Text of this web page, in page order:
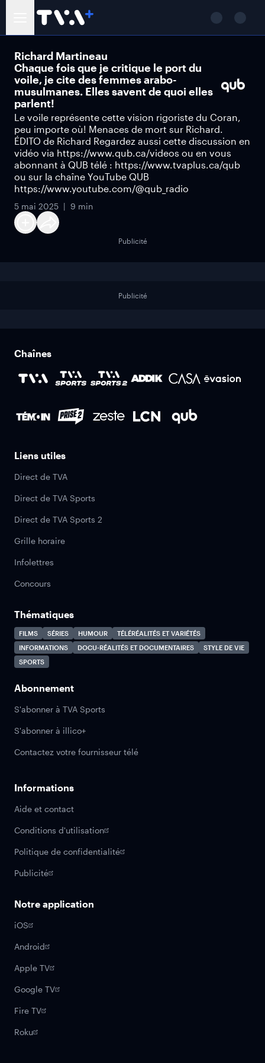
Richard Martineau
Chaque fois que je critique le port du
voile, je cite des femmes arabo-
musulmanes. Elles savent de quoi elles
parlent!
Le voile représente cette vision rigoriste du Coran,
peu importe où! Menaces de mort sur Richard.
ÉDITO de Richard Regardez aussi cette discussion en
vidéo via https://www.qub.ca/videos ou en vous
abonnant à QUB télé : https://www.tvaplus.ca/qub
ou sur la chaîne YouTube QUB
https://www.youtube.com/@qub_radio
5 mai 2025 9 min
Publicité
Publicité
Chaînes
Liens utiles
Direct de TVA
Direct de TVA Sports
Direct de TVA Sports 2
Grille horaire
Infolettres
Concours
Thématiques
FILMS SÉRIES HUMOUR
TÉLÉRÉALITÉS ET VARIÉTÉS
INFORMATIONS
DOCU-RÉALITÉS ET DOCUMENTAIRES
STYLE DE VIE
SPORTS
Abonnement
S'abonner à TVA Sports
S'abonner à illico+
Contactez votre fournisseur télé
Informations
Aide et contact
Conditions d'utilisation
Politique de confidentialité
Publicité
Notre application
iOS
Android
Apple TV
Google TV
Fire TV
Roku